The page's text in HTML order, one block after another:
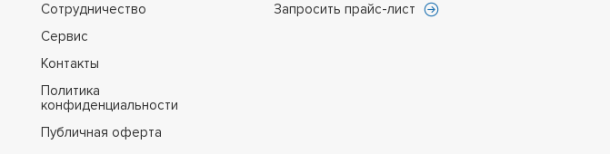
Сотрудничество
Сервис
Контакты
Политика
конфиденциальности
Публичная оферта
Запросить прайс-лист